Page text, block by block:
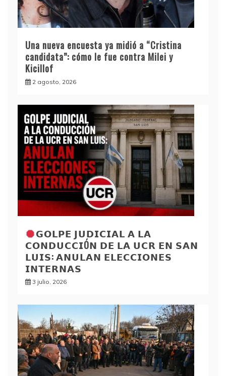
Una nueva encuesta ya midió a “Cristina
candidata”: cómo le fue contra Milei y
Kicillof
2 agosto, 2026
𝗚𝗢𝗟𝗣𝗘 𝗝𝗨𝗗𝗜𝗖𝗜𝗔𝗟 𝗔 𝗟𝗔
𝗖𝗢𝗡𝗗𝗨𝗖𝗖𝗜Ó𝗡 𝗗𝗘 𝗟𝗔 𝗨𝗖𝗥 𝗘𝗡 𝗦𝗔𝗡
𝗟𝗨𝗜𝗦: 𝗔𝗡𝗨𝗟𝗔𝗡 𝗘𝗟𝗘𝗖𝗖𝗜𝗢𝗡𝗘𝗦
𝗜𝗡𝗧𝗘𝗥𝗡𝗔𝗦
3 julio, 2026